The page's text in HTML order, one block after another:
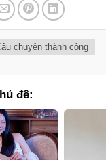
chuyện thành công
đề: